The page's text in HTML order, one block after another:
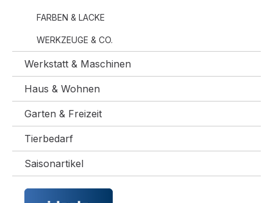
FARBEN & LACKE
WERKZEUGE & CO.
Werkstatt & Maschinen
Haus & Wohnen
Garten & Freizeit
Tierbedarf
Saisonartikel